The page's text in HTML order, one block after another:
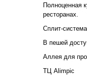
Полноценная
ресторанах.
Сплит-
В пешей
Аллея для
ТЦ Alimpic